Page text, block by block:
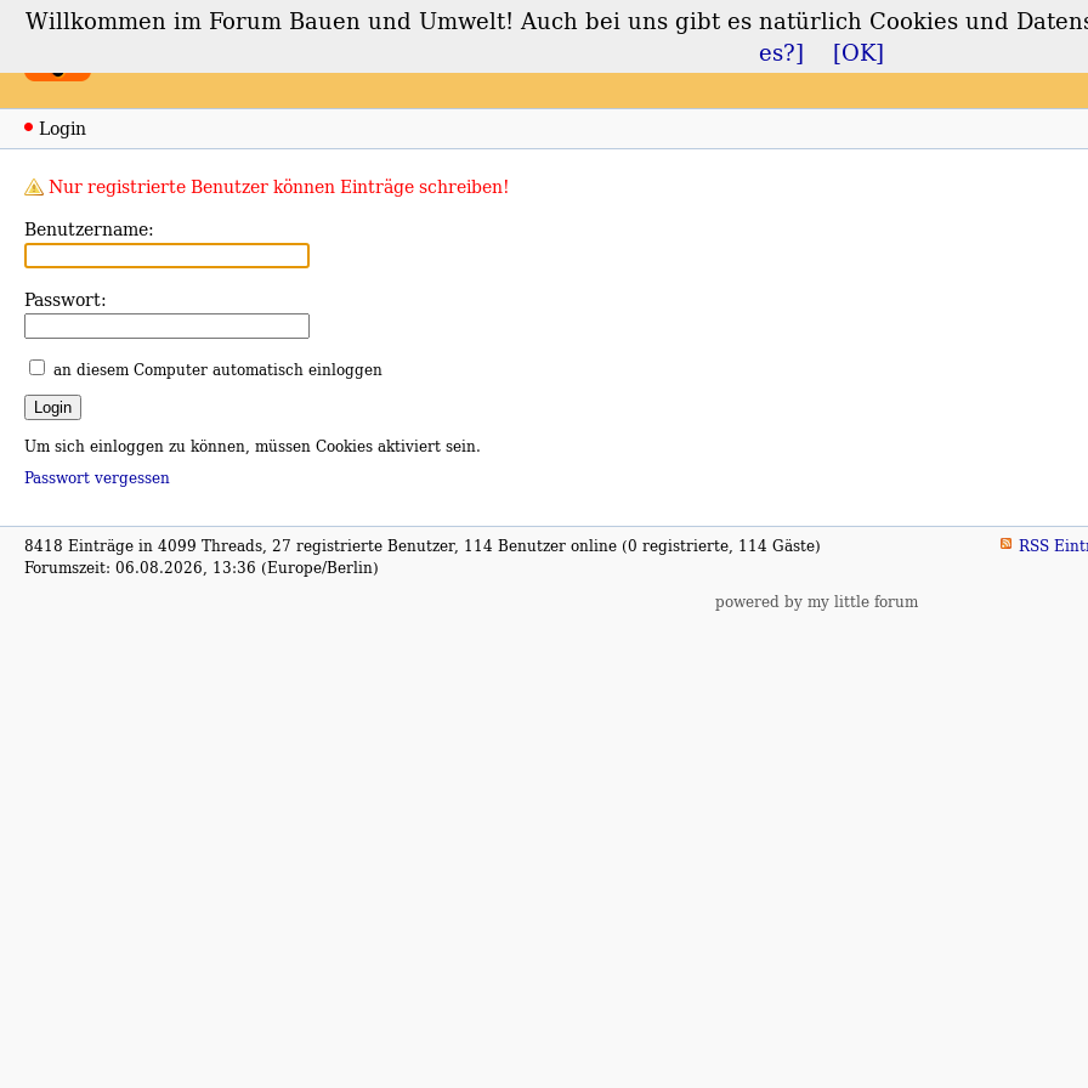
Forum Bauen und Umwelt
Login
Nur registrierte Benutzer können Einträge schreiben!
Benutzername:
Passwort:
an diesem Computer automatisch einloggen
Um sich einloggen zu können, müssen Cookies aktiviert sein.
Passwort vergessen
8418 Einträge in 4099 Threads, 27 registrierte Benutzer, 114 Benutzer online (0 registrierte, 114 Gäste)
Forumszeit: 06.08.2026, 13:36 (Europe/Berlin)
RSS
powered by my little forum
Willkommen im Forum Bauen und Umwelt! Auch bei uns gibt es natürlich Cookies und
es?]
[OK]